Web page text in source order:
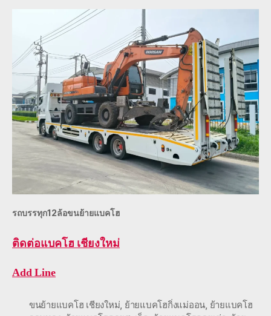
รถบรรทุก12ล้อขนย้ายแบคโฮ
ติดต่อแบคโฮ เชียงใหม่
Add Line
ขนย้ายแบคโฮ เชียงใหม่, ย้ายแบคโฮกิ่งแม่ออน, ย้ายแบคโฮ